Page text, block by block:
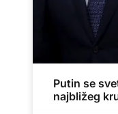
Putin se
najbližeg